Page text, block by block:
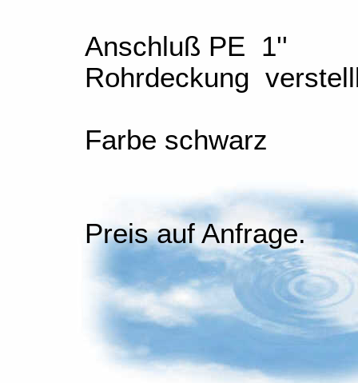
Anschluß PE 1''
Rohrdeckung
Farbe schwarz
Preis auf Anfrage.